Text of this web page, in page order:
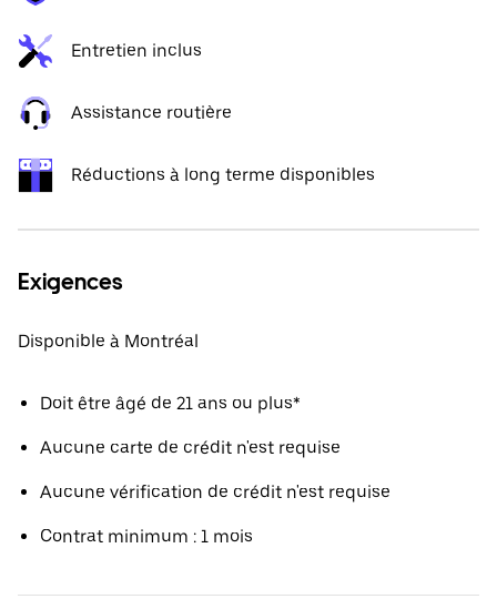
Entretien inclus
Assistance routière
Réductions à long terme disponibles
Exigences
Disponible à Montréal
Doit être âgé de 21 ans ou plus*
Aucune carte de crédit n'est requise
Aucune vérification de crédit n'est requise
Contrat minimum : 1 mois